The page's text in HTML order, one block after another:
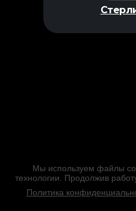
Мы используем файлы
технологии. Продолжив
Политика